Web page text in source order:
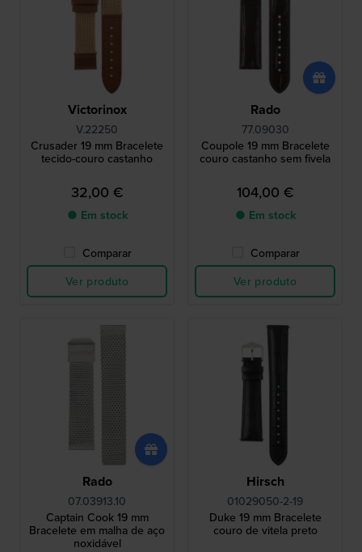
Victorinox
V.22250
Crusader 19 mm Bracelete
tecido-couro castanho
32,00 €
● Em stock
Comparar
Ver produto
Rado
77.09030
Coupole 19 mm Bracelete
couro castanho sem fivela
104,00 €
● Em stock
Comparar
Ver produto
Rado
07.03913.10
Captain Cook 19 mm
Bracelete em malha de aço
noxidável
Hirsch
01029050-2-19
Duke 19 mm Bracelete
couro de vitela preto